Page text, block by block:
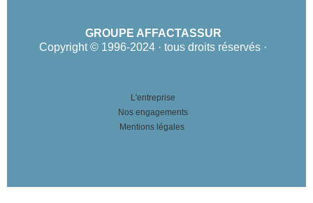
GROUPE AFFACTASSUR
Copyright © 1996-2024 · tous droits réservés ·
L'entreprise
Nos engagements
Mentions légales